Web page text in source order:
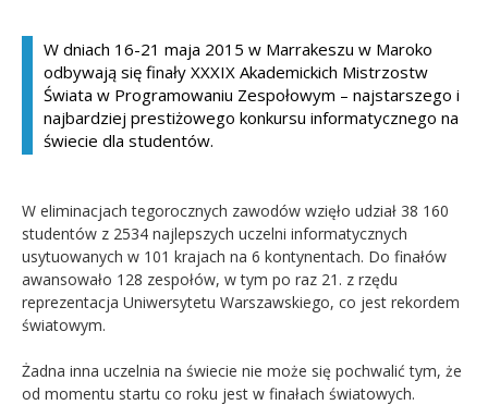
Kandydat
Absolwent
W dniach 16-21 maja 2015 w Marrakeszu w Maroko
odbywają się finały XXXIX Akademickich Mistrzostw
Świata w Programowaniu Zespołowym – najstarszego i
najbardziej prestiżowego konkursu informatycznego na
świecie dla studentów.
W eliminacjach tegorocznych zawodów wzięło udział 38 160
studentów z 2534 najlepszych uczelni informatycznych
usytuowanych w 101 krajach na 6 kontynentach. Do finałów
awansowało 128 zespołów, w tym po raz 21. z rzędu
reprezentacja Uniwersytetu Warszawskiego, co jest rekordem
światowym.
Żadna inna uczelnia na świecie nie może się pochwalić tym, że
od momentu startu co roku jest w finałach światowych.